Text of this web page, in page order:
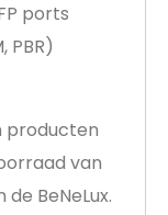
ports
PBR)
producten
van
BeNeLux.